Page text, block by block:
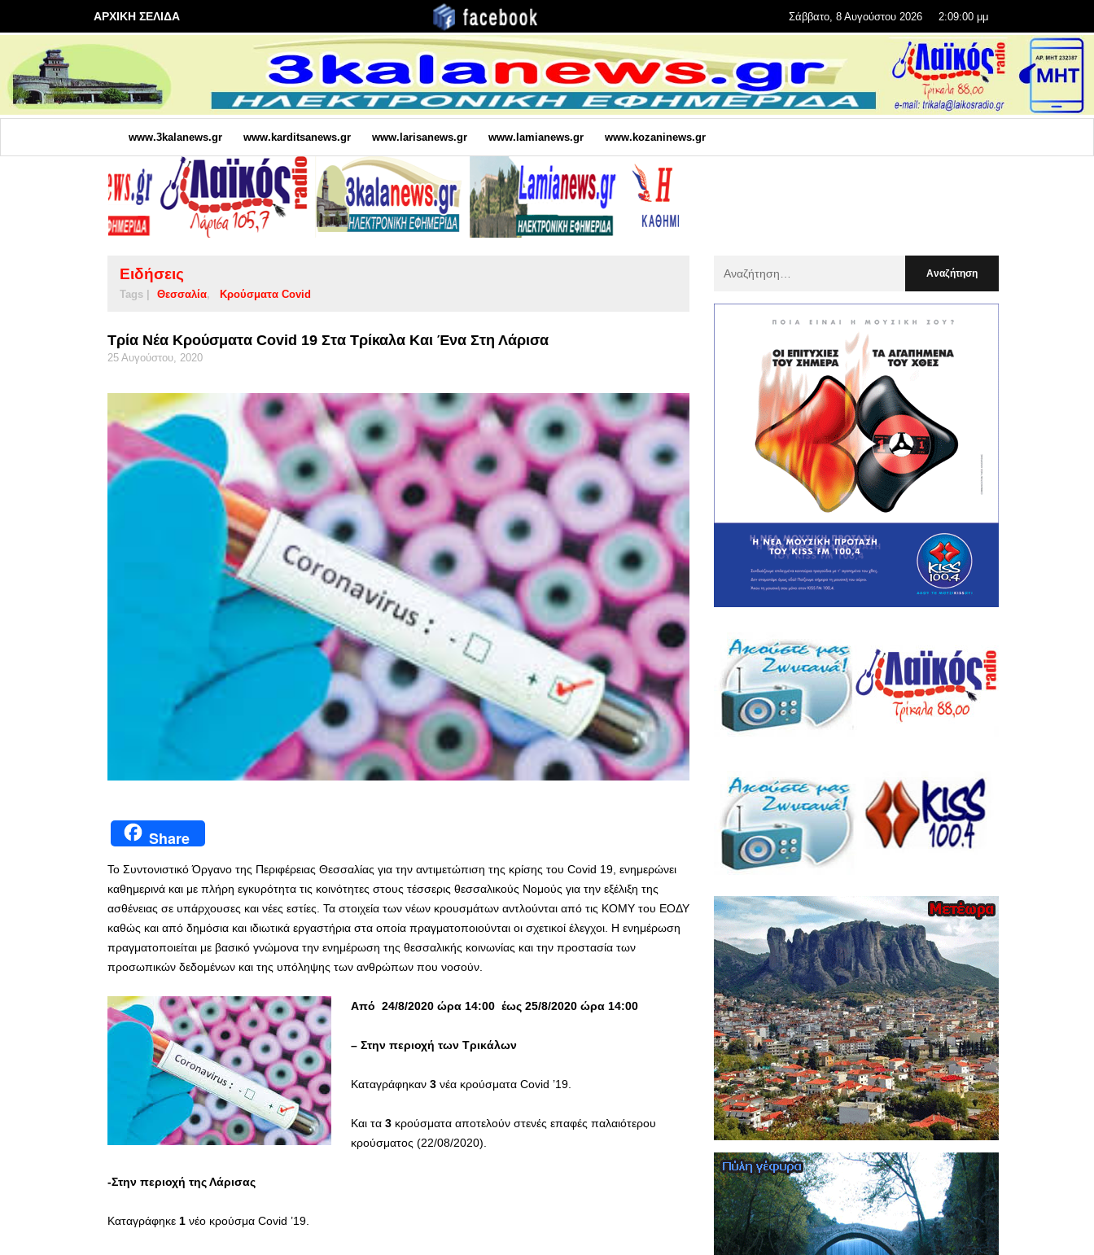
ΑΡΧΙΚΗ ΣΕΛΙΔΑ Σάββατο, 8 Αυγούστου 2026 2:09:01 μμ
www.3kalanews.gr www.karditsanews.gr www.larisanews.gr www.lamianews.gr www.kozaninews.gr
Ειδήσεις
Tags | Θεσσαλία Κρούσματα Covid
Τρία Νέα Κρούσματα Covid 19 Στα Τρίκαλα Και Ένα Στη Λάρισα
25 Αυγούστου, 2020
Share
Το Συντονιστικό Όργανο της Περιφέρειας Θεσσαλίας για την αντιμετώπιση της κρίσης του Covid 19, ενημερώνει
καθημερινά και με πλήρη εγκυρότητα τις κοινότητες στους τέσσερις θεσσαλικούς Νομούς για την εξέλιξη της
ασθένειας σε υπάρχουσες και νέες εστίες. Τα στοιχεία των νέων κρουσμάτων αντλούνται από τις ΚΟΜΥ του ΕΟΔΥ
καθώς και από δημόσια και ιδιωτικά εργαστήρια στα οποία πραγματοποιούνται οι σχετικοί έλεγχοι. Η ενημέρωση
πραγματοποιείται με βασικό γνώμονα την ενημέρωση της θεσσαλικής κοινωνίας και την προστασία των
προσωπικών δεδομένων και της υπόληψης των ανθρώπων που νοσούν.
Από 24/8/2020 ώρα 14:00 έως 25/8/2020 ώρα 14:00
– Στην περιοχή των Τρικάλων
Καταγράφηκαν 3 νέα κρούσματα Covid ’19.
Και τα 3 κρούσματα αποτελούν στενές επαφές παλαιότερου
κρούσματος (22/08/2020).
-Στην περιοχή της Λάρισας
Καταγράφηκε 1 νέο κρούσμα Covid ’19.
: